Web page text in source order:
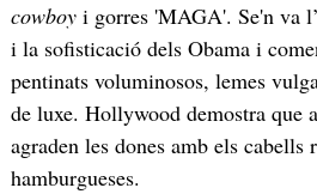
cowboyi gorres 'MAGA'. Se'n va
i la sofisticació dels Obama i
pentinats voluminosos, lemes
de luxe. Hollywood demostra que
agraden les dones amb els cabells
hamburgueses.